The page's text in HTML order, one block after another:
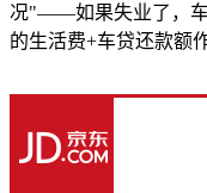
况"——如果失业了，车
的生活费+车贷还款额